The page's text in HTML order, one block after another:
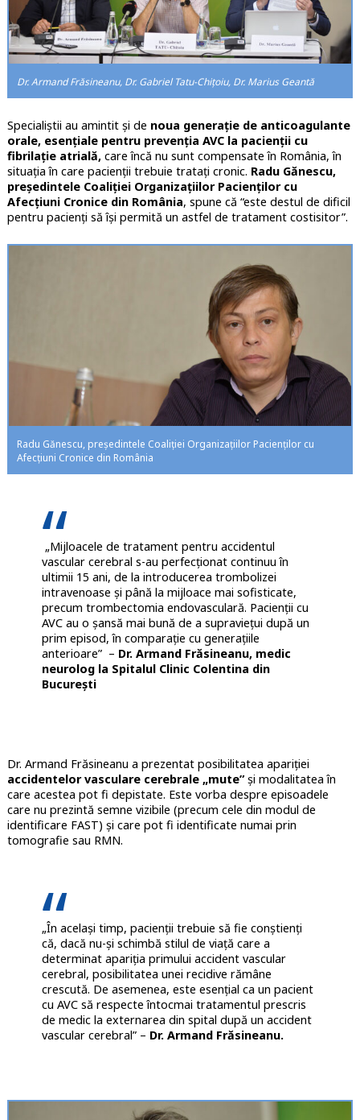
Dr. Armand Frăsineanu, Dr. Gabriel Tatu-Chițoiu, Dr. Marius Geantă
Specialiștii au amintit și de noua generație de anticoagulante
orale, esențiale pentru prevenția AVC la pacienții cu
fibrilație atrială, care încă nu sunt compensate în România, în
situația în care pacienții trebuie tratați cronic. Radu Gănescu,
președintele Coaliţiei Organizaţiilor Pacienţilor cu
Afecţiuni Cronice din România, spune că “este destul de dificil
pentru pacienți să își permită un astfel de tratament costisitor”.
Radu Gănescu, președintele Coaliţiei Organizaţiilor Pacienţilor cu
Afecţiuni Cronice din România
„Mijloacele de tratament pentru accidentul
vascular cerebral s-au perfecționat continuu în
ultimii 15 ani, de la introducerea trombolizei
intravenoase și până la mijloace mai sofisticate,
precum trombectomia endovasculară. Pacienții cu
AVC au o șansă mai bună de a supraviețui după un
prim episod, în comparație cu generațiile
anterioare” – Dr. Armand Frăsineanu, medic
neurolog la Spitalul Clinic Colentina din
București
Dr. Armand Frăsineanu a prezentat posibilitatea apariției
accidentelor vasculare cerebrale „mute”și modalitatea în
care acestea pot fi depistate. Este vorba despre episoadele
care nu prezintă semne vizibile (precum cele din modul de
identificare FAST) și care pot fi identificate numai prin
tomografie sau RMN.
„În același timp, pacienții trebuie să fie conștienți
că, dacă nu-și schimbă stilul de viață care a
determinat apariția primului accident vascular
cerebral, posibilitatea unei recidive rămâne
crescută. De asemenea, este esențial ca un pacient
cu AVC să respecte întocmai tratamentul prescris
de medic la externarea din spital după un accident
vascular cerebral” – Dr. Armand Frăsineanu.